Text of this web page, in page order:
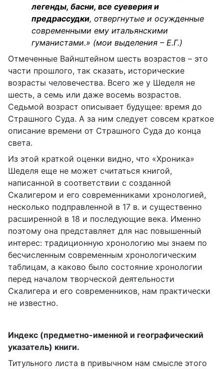
легенды, басни, все суеверия и
предрассудки, отвергнутые и осужденные
современными ему итальянскими
гуманистами.» (мои выделения – Е.Г.)
Отмеченные Вайнштейном шесть возрастов – это
части прошлого, так сказать, исторические
возрасты человечества. Всего же у Шеделя не
шесть, а семь или даже восемь возрастов.
Седьмой возраст описывает будущее: время до
Страшного Суда. А за ним следует совсем краткое
описание времени от Страшного Суда до конца
света.
Из этой краткой оценки видно, что «Хроника»
Шеделя еще не может считаться книгой,
написанной в соответствии с созданной
Скалигером и его современниками хронологией,
несколько подправленной в 17 в. и существенно
расширенной в 18 и последующие века. Именно
поэтому она представляет для нас повышенный
интерес: традиционную хронологию мы знаем по
бесчисленным современным хронологическим
таблицам, а каково было состояние хронологии
перед началом творческой деятельности
Скалигера и его современников, нам практически
не известно.
Индекс (предметно-именной и географический
указатель) книги.
Титульного листа в привычном нам смысле этого